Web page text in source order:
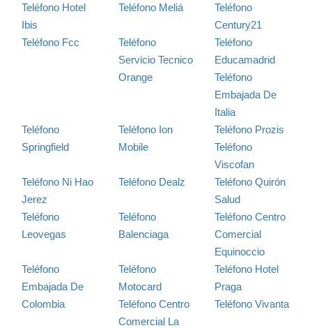
Teléfono Hotel
Ibis
Teléfono Meliá
Teléfono
Century21
Teléfono Fcc
Teléfono
Servicio Tecnico
Orange
Teléfono
Educamadrid
Teléfono
Embajada De
Italia
Teléfono
Springfield
Teléfono Ion
Mobile
Teléfono Prozis
Teléfono
Viscofan
Teléfono Ni Hao
Jerez
Teléfono Dealz
Teléfono Quirón
Salud
Teléfono
Leovegas
Teléfono
Balenciaga
Teléfono Centro
Comercial
Equinoccio
Teléfono
Embajada De
Colombia
Teléfono
Motocard
Teléfono Hotel
Praga
Teléfono Centro
Comercial La
Teléfono Vivanta